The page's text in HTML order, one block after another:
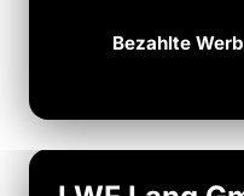
Bezahlte